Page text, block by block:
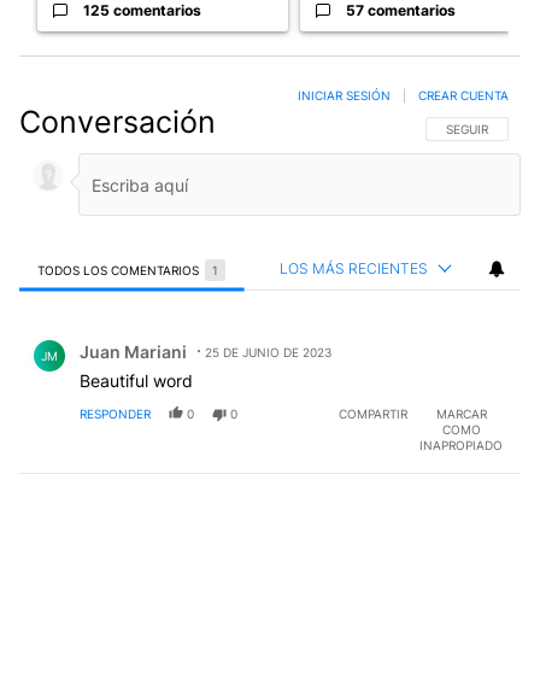
125 comentarios 57 comentarios
Conversación SIGA ESTA
SEGUIR
INICIAR SESIÓN CREAR CUENTA
TODOS LOS COMENTARIOS 1 LOS MÁS RECIENTES
JM Juan Mariani 25 DE JUNIO DE 2023
Beautiful word
RESPONDER 0 0 COMPARTIR
MARCAR
COMO
INAPROPIADO